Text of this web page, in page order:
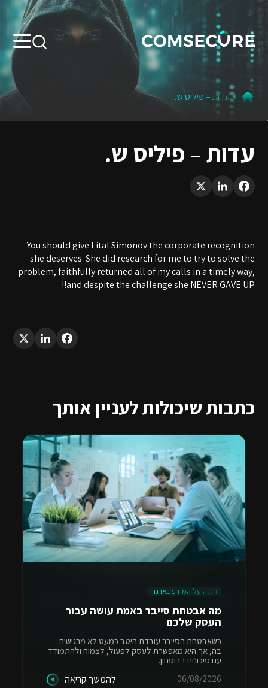
Search:
עדות – פיליס ש.
עדות – פיליס ש.
Facebook
LinkedIn
X
You should give Lital Simonov the corporate recognition
she deserves. She did research for me to try to solve the
problem, faithfully returned all of my calls in a timely way,
and despite the challenge she NEVER GAVE UP!!
Facebook
LinkedIn
X
כתבות שיכולות לעניין אותך
הגנה על המידע בארגון
מה אבטחת סייבר באמת עושה עבור
העסק שלכם
כשאבטחת הסייבר עובדת היטב כמעט לא מרגישים
בה, אך היא מאפשרת לעסק לפעול, לצמוח ולהתמודד
עם סיכונים בביטחון.
06/08/2026
להמשך קריאה